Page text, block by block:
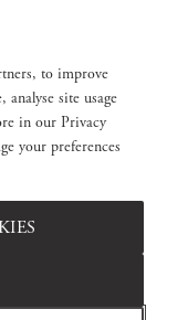
to improve
analyse site usage
in our Privacy
your preferences